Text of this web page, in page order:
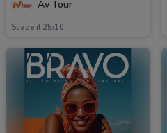
Av Tour
Scade il 25/10